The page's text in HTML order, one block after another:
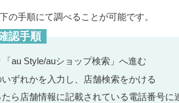
の手順にて調べることが可能です。
認手順
au Style/auショップ検索」へ進む
ずれかを入力し、店舗検索をかける
ら店舗情報に記載されている電話番号に